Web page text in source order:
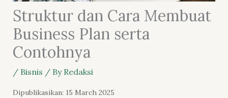
Struktur dan Cara Membuat
Business Plan serta
Contohnya
/ Bisnis / By Redaksi
Dipublikasikan: 15 March 2025